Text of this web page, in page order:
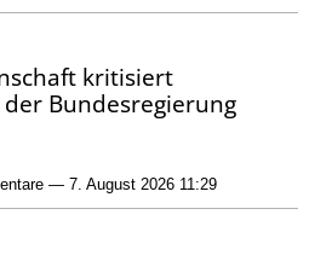
kritisiert
Bundesregierung
— 7. August 2026 11:29